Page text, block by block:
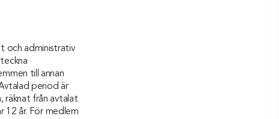
och administrativ
till annan
period är
räknat från avtalat
12 år. För medlem